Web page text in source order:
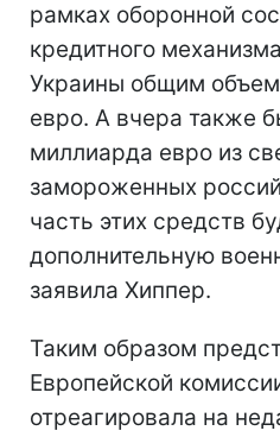
рамках оборонной
кредитного
Украины общим
евро. А вчера также
миллиарда евро из
замороженных
часть этих средств
дополнительную
заявила Хиппер.
Таким образом
Европейской
отреагировала на